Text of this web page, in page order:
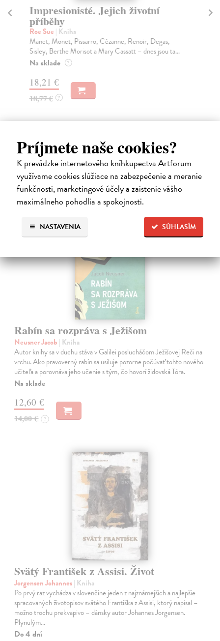
Príjmete naše cookies?
K prevádzke internetového kníhkupectva Artforum
využívame cookies slúžiace na zabezpečenie a meranie
funkčnosti, marketingové účely a zaistenie vášho
maximálneho pohodlia a spokojnosti.
SÚHLASÍM
NASTAVENIA
Impresionisté. Jejich životní
příběhy
Roe Sue | Kniha
Manet, Monet, Pissarro, Cézanne, Renoir, Degas,
Sisley, Berthe Morisot a Mary Cassatt – dnes jsou ta...
Na sklade ?
18,21 €
18,77 € ?
Ďalšie z kategórie kresťanstvo a
judaizmus
novinka
Rabín sa rozpráva s Ježišom
Neusner Jacob | Kniha
Autor knihy sa v duchu stáva v Galilei poslucháčom Ježišovej Reči na
vrchu. Ako pravoverný rabín sa usiluje pozorne počúvať tohto nového
učiteľa a porovnáva jeho učenie s tým, čo hovorí židovská Tóra.
Na sklade
12,60 €
14,00 € ?
Svätý František z Assisi. Život
Jorgensen Johannes| Kniha
Po prvý raz vychádza v slovenčine jeden z najznámejších a najlepšie
spracovaných životopisov svätého Františka z Assisi, ktorý napísal –
možno trochu prekvapivo – dánsky autor Johannes Jorgensen.
Plynulým…
Do 4 dní